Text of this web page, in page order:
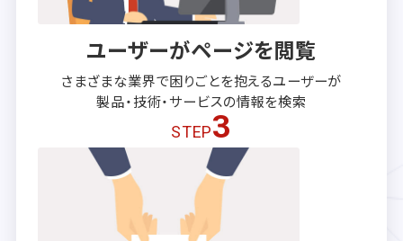
ユーザーがページを閲覧
さまざまな業界で困りごとを抱えるユーザーが
製品・技術・サービスの情報を検索
STEP3